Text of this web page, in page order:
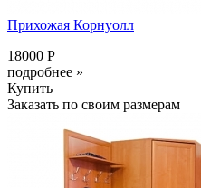
Прихожая Корнуолл
18000 Р
подробнее »
Купить
Заказать по своим размерам